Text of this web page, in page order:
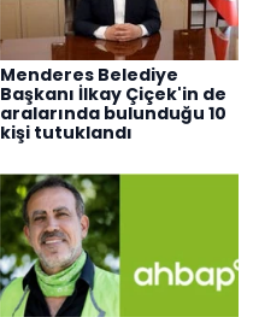
Menderes Belediye
Başkanı İlkay Çiçek'in de
aralarında bulunduğu 10
kişi tutuklandı